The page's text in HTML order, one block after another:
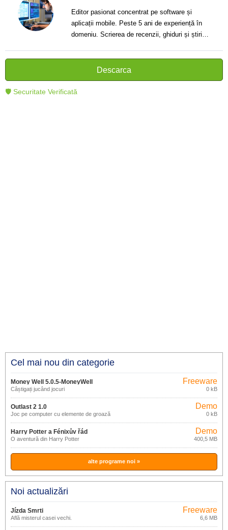
Editor pasionat concentrat pe software și
aplicații mobile. Peste 5 ani de experiență în
domeniu. Scrierea de recenzii, ghiduri și știri.
cititorii să înțeleagă și să folosească mai bine
tehnologia modernă.
Descarca
🛡 Securitate Verificată
Cel mai nou din categorie
Money Well 5.0.5-MoneyWell
Câștigați jucând jocuri
Freeware
0 kB
Outlast 2 1.0
Joc pe computer cu elemente de groază
Demo
0 kB
Harry Potter a Fénixův řád
O aventură din Harry Potter
Demo
400,5 MB
alte programe noi »
Noi actualizări
Jízda Smrti
Află misterul casei vechi.
Freeware
6,6 MB